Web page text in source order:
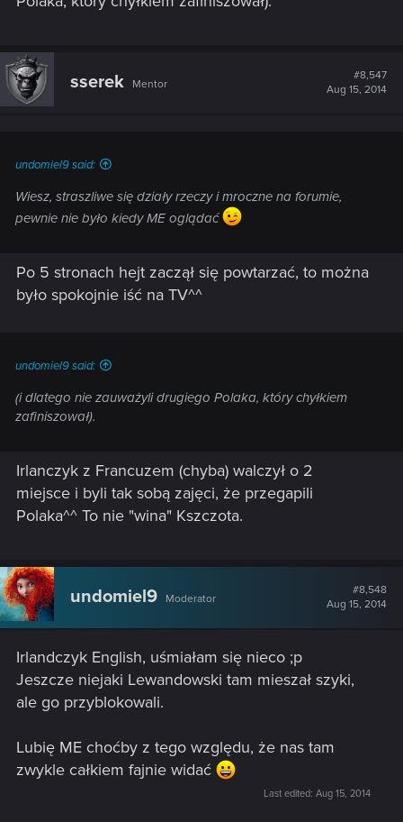
sserek Mentor
#8,547
Aug 15, 2014
undomiel9 said:
Wiesz, straszliwe się działy rzeczy i mroczne na forumie,
pewnie nie było kiedy ME oglądać
Po 5 stronach hejt zaczął się powtarzać, to można
było spokojnie iść na TV^^
undomiel9 said:
(i dlatego nie zauważyli drugiego Polaka, który chyłkiem
zafiniszował).
Irlanczyk z Francuzem (chyba) walczył o 2
miejsce i byli tak sobą zajęci, że przegapili
Polaka^^ To nie "wina" Kszczota.
undomiel9 Moderator
#8,548
Aug 15, 2014
Irlandczyk English, uśmiałam się nieco ;p
Jeszcze niejaki Lewandowski tam mieszał szyki,
ale go przyblokowali.
Lubię ME choćby z tego względu, że nas tam
zwykle całkiem fajnie widać
Last edited: Aug 15, 2014